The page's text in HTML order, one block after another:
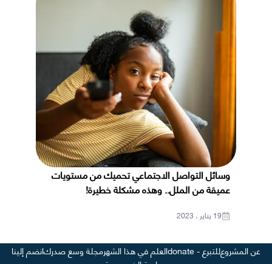
وسائل التواصل الاجتماعي تحميك من مستويات
عميقة من الملل.. وهذه مشكلة خطيرة!
19 يناير ، 2023
عن المشروعللتبرع - donate العلم في هذا الشهرمجلة وسع صدركانضم إلينا